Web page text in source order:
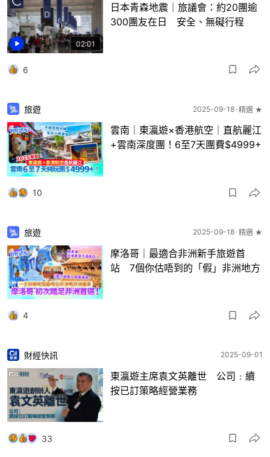
02:01
日本青森地震｜旅議會：約20團逾
300團友在日 安全、無礙行程
6
旅遊 2025-09-18 精選 ★
雲南｜東瀛遊×香港航空｜直航麗江
+雲南深度團！6至7天團費$4999+
10
旅遊 2025-09-18 精選 ★
摩洛哥｜最適合非洲新手旅遊首
站 7個你估唔到的「假」非洲地方
4
財經快訊 2025-09-01
東瀛遊主席袁文英離世 公司﹕續
按已訂策略經營業務
33